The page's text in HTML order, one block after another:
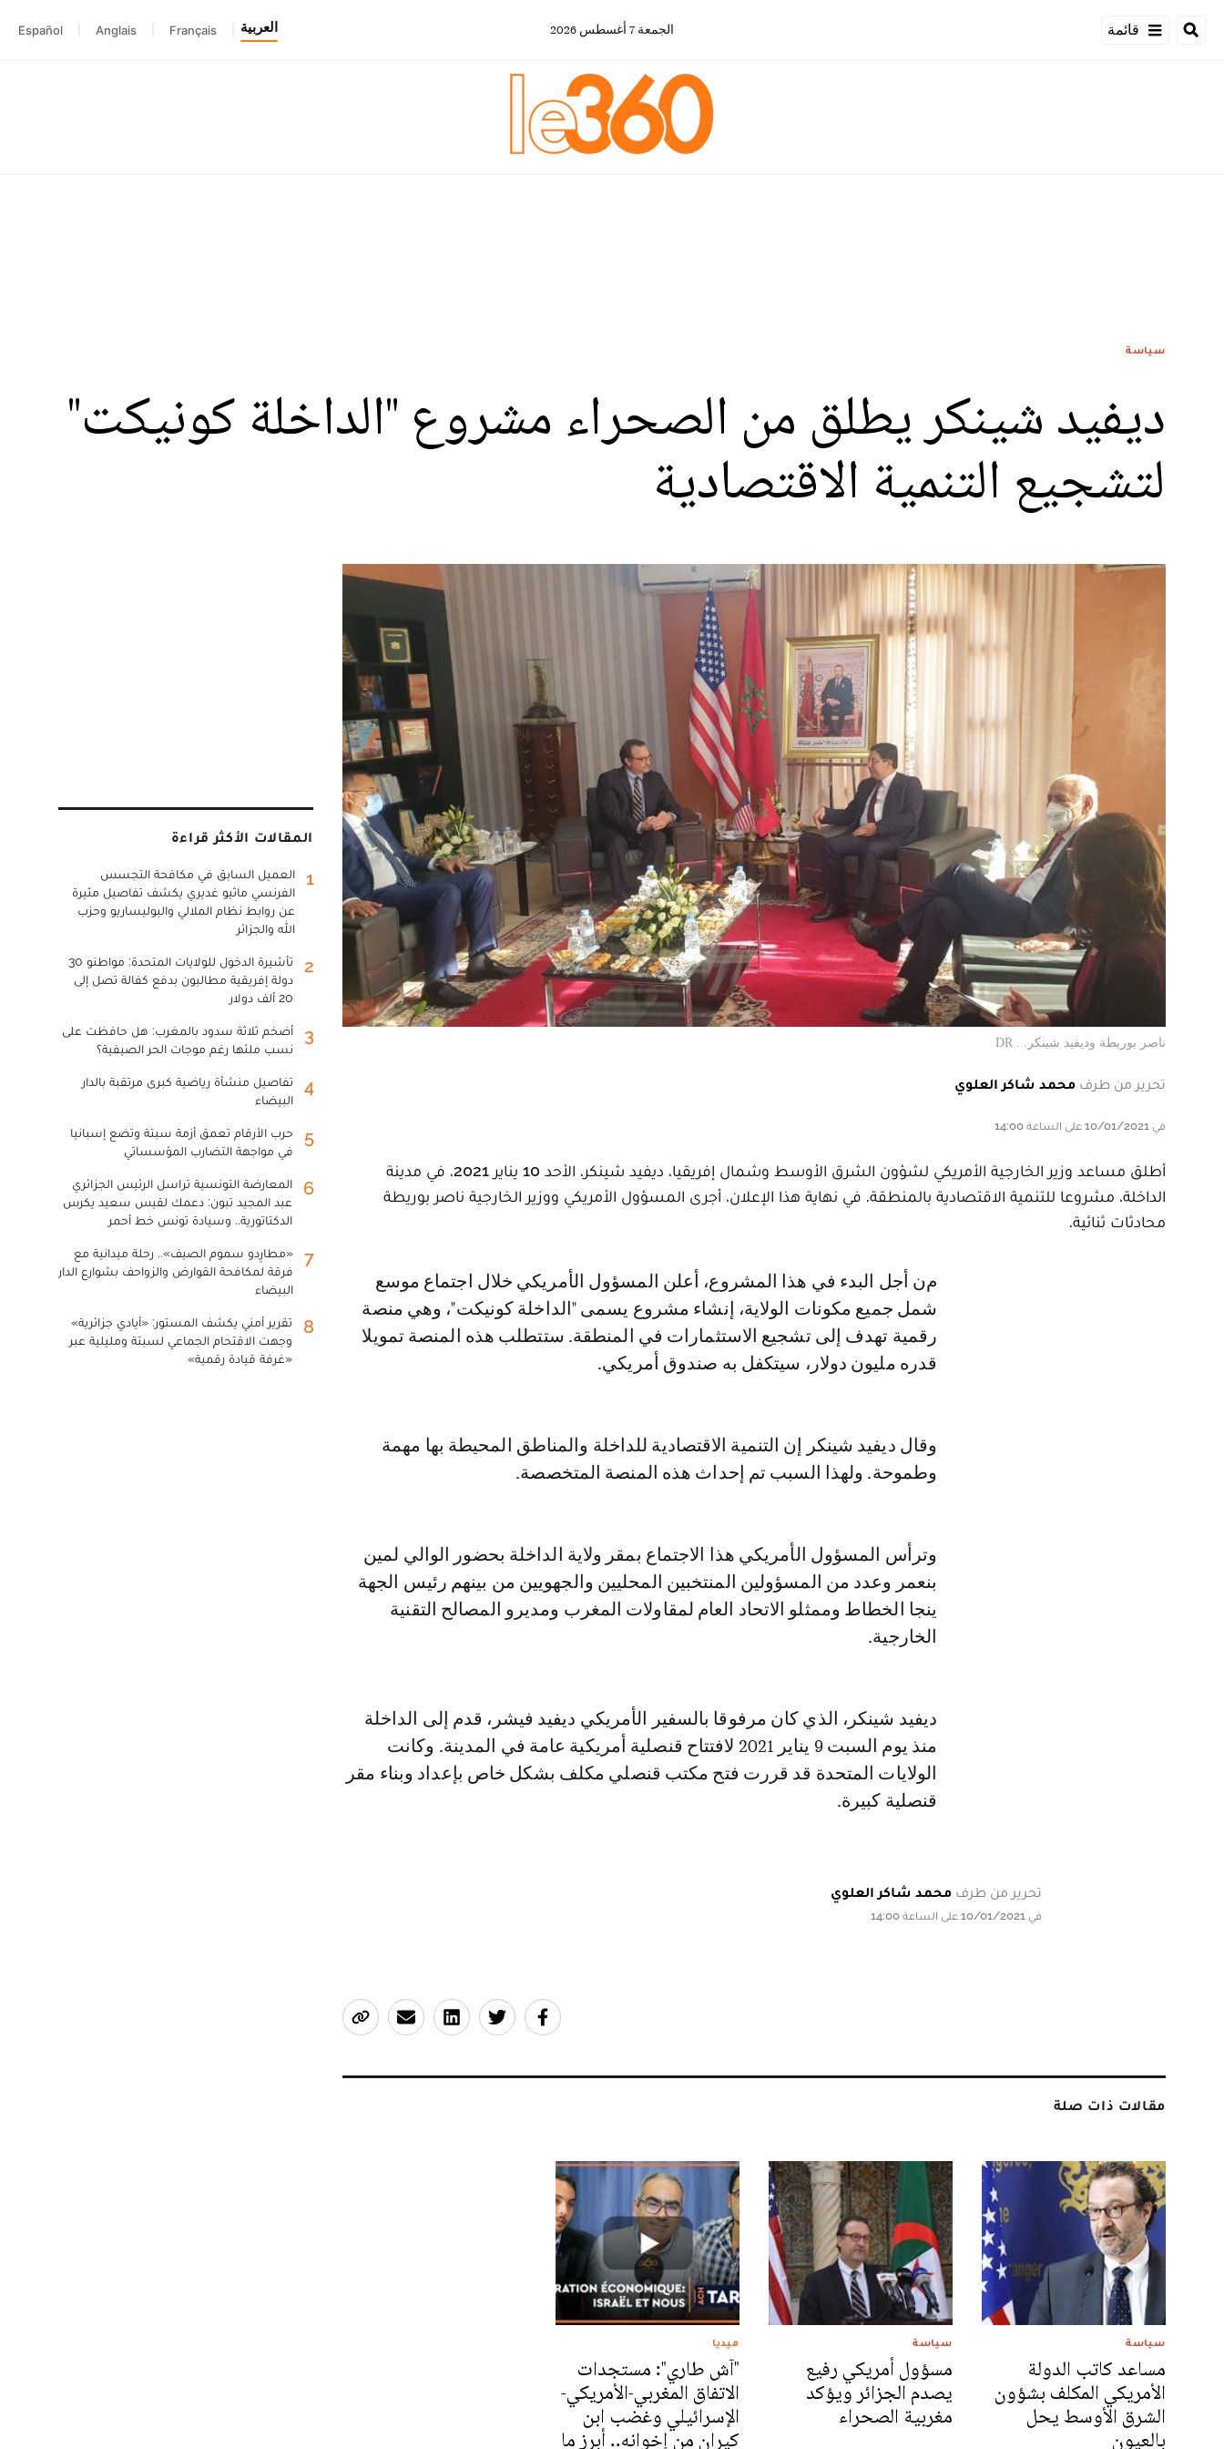
قائمة الجمعة 7 أغسطس 2026 العربية Français
Anglais
Español
سياسة
ديفيد شينكر يطلق من الصحراء مشروع "الداخلة كونيكت"
لتشجيع التنمية الاقتصادية
ناصر بوريطة وديفيد شينكر. . DR
تحرير من طرف محمد شاكر العلوي
في 10/01/2021 على الساعة 14:00
أطلق مساعد وزير الخارجية الأمريكي لشؤون الشرق الأوسط وشمال إفريقيا، ديفيد شينكر، الأحد 10 يناير 2021، في مدينة
الداخلة، مشروعا للتنمية الاقتصادية بالمنطقة. في نهاية هذا الإعلان، أجرى المسؤول الأمريكي ووزير الخارجية ناصر بوريطة
محادثات ثنائية.
من أجل البدء في هذا المشروع، أعلن المسؤول الأمريكي خلال اجتماع موسع
شمل جميع مكونات الولاية، إنشاء مشروع يسمى "الداخلة كونيكت"، وهي منصة
رقمية تهدف إلى تشجيع الاستثمارات في المنطقة. ستتطلب هذه المنصة تمويلا
قدره مليون دولار، سيتكفل به صندوق أمريكي.
وقال ديفيد شينكر إن التنمية الاقتصادية للداخلة والمناطق المحيطة بها مهمة
وطموحة. ولهذا السبب تم إحداث هذه المنصة المتخصصة.
وترأس المسؤول الأمريكي هذا الاجتماع بمقر ولاية الداخلة بحضور الوالي لمين
بنعمر وعدد من المسؤولين المنتخبين المحليين والجهويين من بينهم رئيس الجهة
ينجا الخطاط وممثلو الاتحاد العام لمقاولات المغرب ومديرو المصالح التقنية
الخارجية.
ديفيد شينكر، الذي كان مرفوقا بالسفير الأمريكي ديفيد فيشر، قدم إلى الداخلة
منذ يوم السبت 9 يناير 2021 لافتتاح قنصلية أمريكية عامة في المدينة. وكانت
الولايات المتحدة قد قررت فتح مكتب قنصلي مكلف بشكل خاص بإعداد وبناء مقر
قنصلية كبيرة.
تحرير من طرف محمد شاكر العلوي
في 10/01/2021 على الساعة 14:00
مقالات ذات صلة
سياسة
مساعد كاتب الدولة
الأمريكي المكلف بشؤون
الشرق الأوسط يحل
بالعيون
سياسة
مسؤول أمريكي رفيع
يصدم الجزائر ويؤكد
مغربية الصحراء
ميديا
"آش طاري": مستجدات
الاتفاق المغربي-الأمريكي-
الإسرائيلي وغضب ابن
كيران من إخوانه.. أبرز ما
المقالات الأكثر قراءة
1
العميل السابق في مكافحة التجسس
الفرنسي ماثيو غديري يكشف تفاصيل مثيرة
عن روابط نظام الملالي والبوليساريو وحزب
الله والجزائر
2
تأشيرة الدخول للولايات المتحدة: مواطنو 30
دولة إفريقية مطالبون بدفع كفالة تصل إلى
20 ألف دولار
3
أضخم ثلاثة سدود بالمغرب: هل حافظت على
نسب ملئها رغم موجات الحر الصيفية؟
4
تفاصيل منشأة رياضية كبرى مرتقبة بالدار
البيضاء
5
حرب الأرقام تعمق أزمة سبتة وتضع إسبانيا
في مواجهة التضارب المؤسساتي
6
المعارضة التونسية تراسل الرئيس الجزائري
عبد المجيد تبون: دعمك لقيس سعيد يكرس
الدكتاتورية.. وسيادة تونس خط أحمر
7
«مطارِدو سموم الصيف».. رحلة ميدانية مع
فرقة لمكافحة القوارض والزواحف بشوارع الدار
البيضاء
8
تقرير أمني يكشف المستور: «أيادي جزائرية»
وجهت الاقتحام الجماعي لسبتة ومليلية عبر
«غرفة قيادة رقمية»